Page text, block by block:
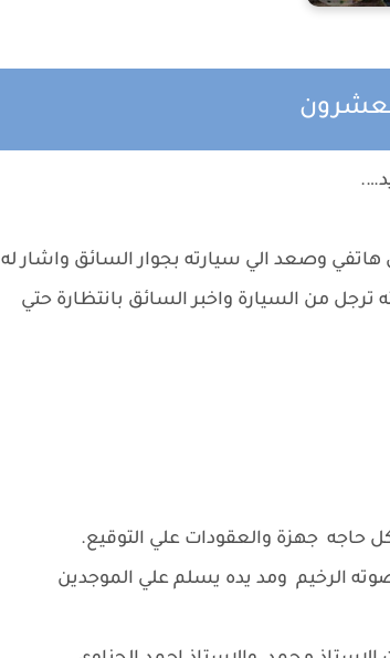
وصعد الي سيارته بجوار السائق واشار له
ترجل من السيارة واخبر السائق بانتظارة حتي
جهزة والعقودات علي التوقيع.
الرخيم ومد يده يسلم علي الموجدين